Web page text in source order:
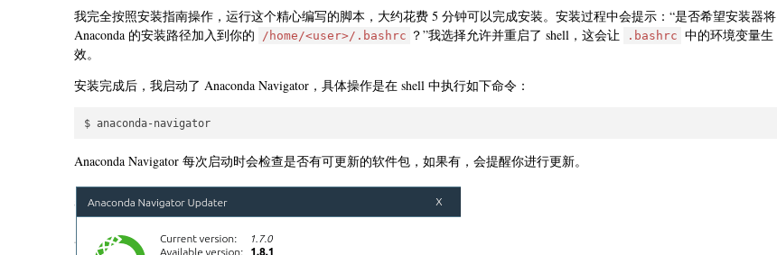
我完全按照安装指南操作，运行这个精心编写的脚本，大约花费 5 分钟可以完成安装。安装过程中会提示：“是否希望安装器将
Anaconda 的安装路径加入到你的
/home/<user>/.bashrc ？”我选择允许并重启了 shell，这会让 .bashrc 中的环境变量生
效。
安装完成后，我启动了 Anaconda Navigator，具体操作是在 shell 中执行如下命令：
Anaconda Navigator 每次启动时会检查是否有可更新的软件包，如果有，会提醒你进行更新。